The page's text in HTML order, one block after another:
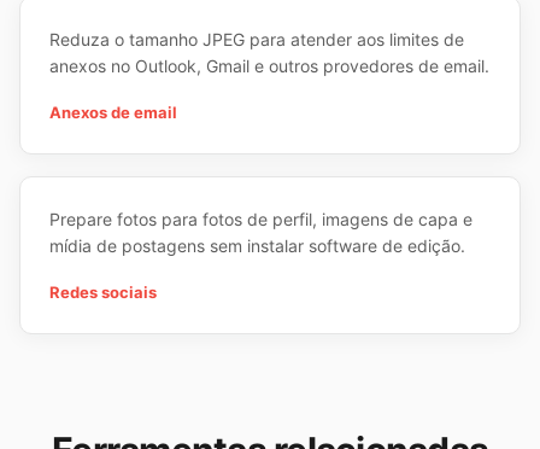
Reduza o tamanho JPEG para atender aos limites de
anexos no Outlook, Gmail e outros provedores de email.
Anexos de email
Prepare fotos para fotos de perfil, imagens de capa e
mídia de postagens sem instalar software de edição.
Redes sociais